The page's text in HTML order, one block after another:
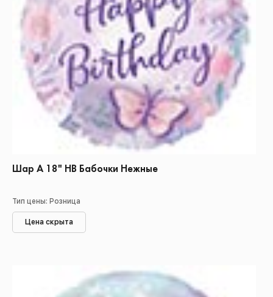
Шар А 18" НВ Бабочки Нежные
Тип цены: Розница
Цена скрыта